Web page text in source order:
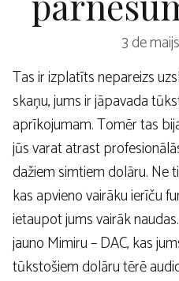
3 de
Tas ir izplatīts nepareizs
skaņu, jums ir jāpavada
aprīkojumam. Tomēr tas
jūs varat atrast
dažiem simtiem dolāru. Ne
kas apvieno vairāku ierīču
ietaupot jums vairāk
jauno Mimiru – DAC, kas
tūkstošiem dolāru tērē